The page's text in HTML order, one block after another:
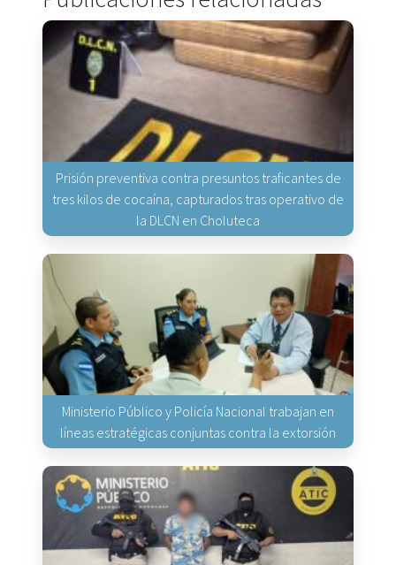
Prisión preventiva contra presuntos traficantes de
tres kilos de cocaína, capturados tras operativo de
la DLCN en Choluteca
Ministerio Público y Policía Nacional trabajan en
líneas estratégicas conjuntas contra la extorsión